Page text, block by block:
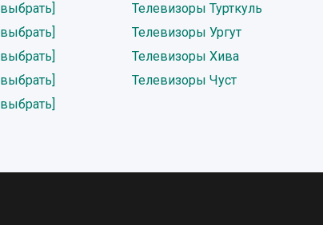
[выбрать] Телевизоры Турткуль
[выбрать] Телевизоры Ургут
[выбрать] Телевизоры Хива
[выбрать] Телевизоры Чуст
[выбрать]